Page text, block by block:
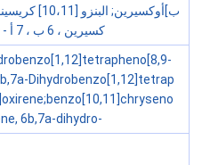
كسيرين ، 6 ب ، 7 أ - ثنائي هيدرو ؛
Dihydrobenzo[1,12]tetrap
6b,7a-dihydro-